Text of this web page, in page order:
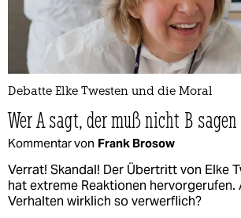
Debatte Elke Twesten und die Moral
Wer A sagt, der muß nicht B sagen
Kommentar von Frank Brosow
Verrat! Skandal! Der Übertritt von Elke
hat extreme Reaktionen hervorgerufen.
Verhalten wirklich so verwerflich?